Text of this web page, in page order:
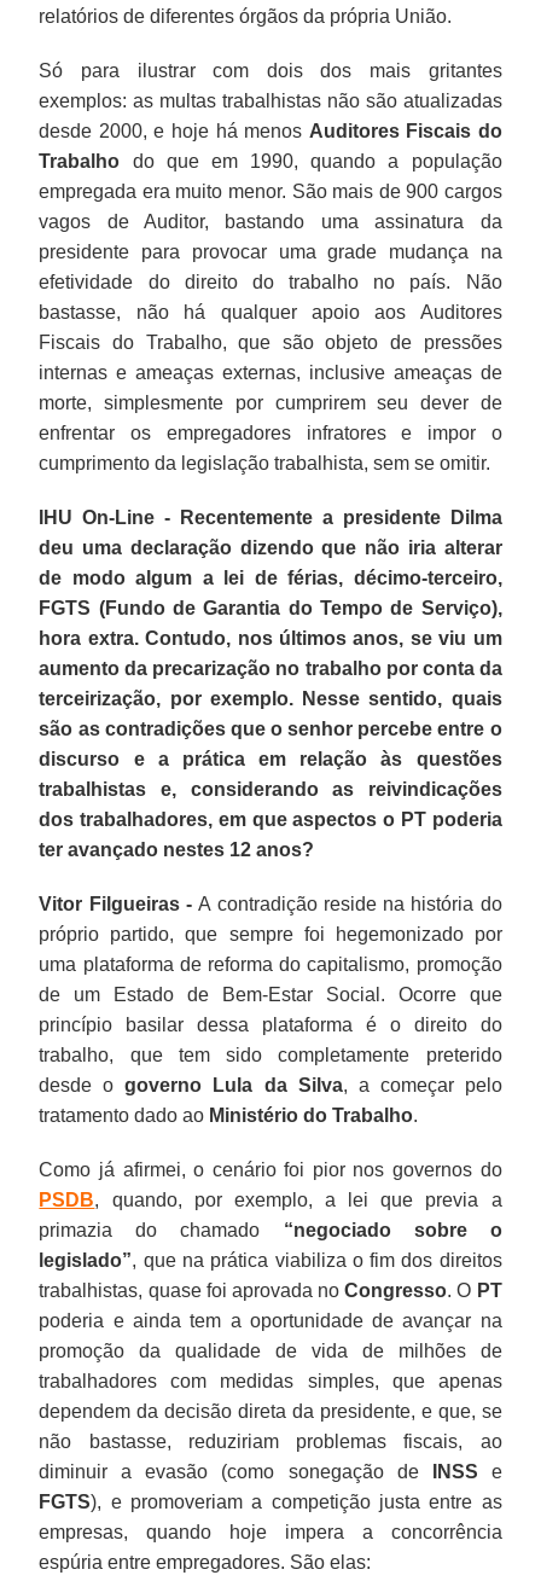
relatórios de diferentes órgãos da própria União.
Só para ilustrar com dois dos mais gritantes
exemplos: as multas trabalhistas não são atualizadas
desde 2000, e hoje há menos Auditores Fiscais do
Trabalho do que em 1990, quando a população
empregada era muito menor. São mais de 900 cargos
vagos de Auditor, bastando uma assinatura da
presidente para provocar uma grade mudança na
efetividade do direito do trabalho no país. Não
bastasse, não há qualquer apoio aos Auditores
Fiscais do Trabalho, que são objeto de pressões
internas e ameaças externas, inclusive ameaças de
morte, simplesmente por cumprirem seu dever de
enfrentar os empregadores infratores e impor o
cumprimento da legislação trabalhista, sem se omitir.
IHU On-Line - Recentemente a presidente Dilma
deu uma declaração dizendo que não iria alterar
de modo algum a lei de férias, décimo-terceiro,
FGTS (Fundo de Garantia do Tempo de Serviço),
hora extra. Contudo, nos últimos anos, se viu um
aumento da precarização no trabalho por conta da
terceirização, por exemplo. Nesse sentido, quais
são as contradições que o senhor percebe entre o
discurso e a prática em relação às questões
trabalhistas e, considerando as reivindicações
dos trabalhadores, em que aspectos o PT poderia
ter avançado nestes 12 anos?
Vitor Filgueiras -A contradição reside na história do
próprio partido, que sempre foi hegemonizado por
uma plataforma de reforma do capitalismo, promoção
de um Estado de Bem-Estar Social. Ocorre que
princípio basilar dessa plataforma é o direito do
trabalho, que tem sido completamente preterido
desde o governo Lula da Silva, a começar pelo
tratamento dado ao Ministério do Trabalho.
Como já afirmei, o cenário foi pior nos governos do
PSDB, quando, por exemplo, a lei que previa a
primazia do chamado “negociado sobre o
legislado”, que na prática viabiliza o fim dos direitos
trabalhistas, quase foi aprovada noCongresso. O PT
poderia e ainda tem a oportunidade de avançar na
promoção da qualidade de vida de milhões de
trabalhadores com medidas simples, que apenas
dependem da decisão direta da presidente, e que, se
não bastasse, reduziriam problemas fiscais, ao
diminuir a evasão (como sonegação de
INSS e
FGTS), e promoveriam a competição justa entre as
empresas, quando hoje impera a concorrência
espúria entre empregadores. São elas: